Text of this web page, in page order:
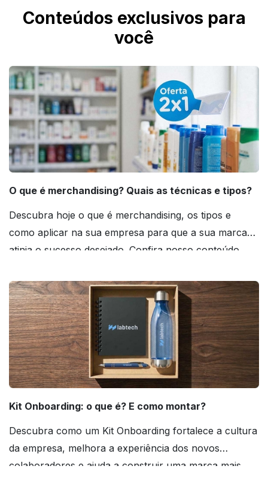
Conteúdos exclusivos para
você
O que é merchandising? Quais as técnicas e tipos?
Descubra hoje o que é merchandising, os tipos e
como aplicar na sua empresa para que a sua marca
atinja o sucesso desejado. Confira nosso conteúdo
Kit Onboarding: o que é? E como montar?
Descubra como um Kit Onboarding fortalece a cultura
da empresa, melhora a experiência dos novos
colaboradores e ajuda a construir uma marca mais